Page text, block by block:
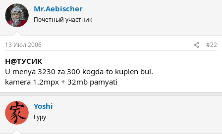
Mr.Aebischer
Почетный участник
13 Июл 2006 #22
Н@ТУСИК
U menya 3230 za 300 kogda-to kuplen bul.
kamera 1.2mpx + 32mb pamyati
Yoshi
Гуру